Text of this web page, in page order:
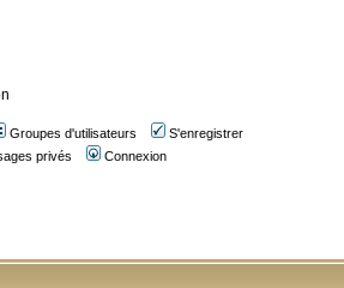
Groupes d'utilisateurs
S'enregistrer
privés Connexion